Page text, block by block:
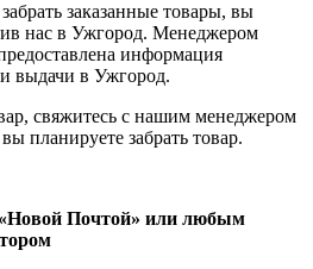
заказанные товары, вы
нас в Ужгород. Менеджером
​​информация
выдачи в Ужгород.
свяжитесь с нашим менеджером
планируете забрать товар.
Почтой» или любым